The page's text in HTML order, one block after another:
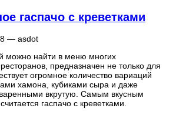
гаспачо с креветками
— asdot
можно найти в меню многих
предназначен не только для
огромное количество вариаций
хамона, кубиками сыра и даже
вкрутую. Самым вкусным
гаспачо с креветками.